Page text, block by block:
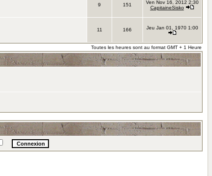
9 151
Ven Nov 16, 2012 2:30
CapitaineSisko
11 166 Jeu Jan 01, 1970 1:00
Toutes les heures sont au format GMT + 1 Heure